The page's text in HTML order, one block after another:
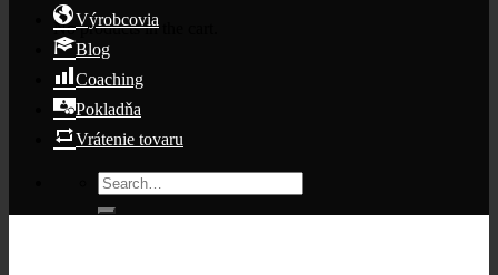
No products in the cart.
Výrobcovia
Blog
Coaching
Pokladňa
Vrátenie tovaru
Search
for: